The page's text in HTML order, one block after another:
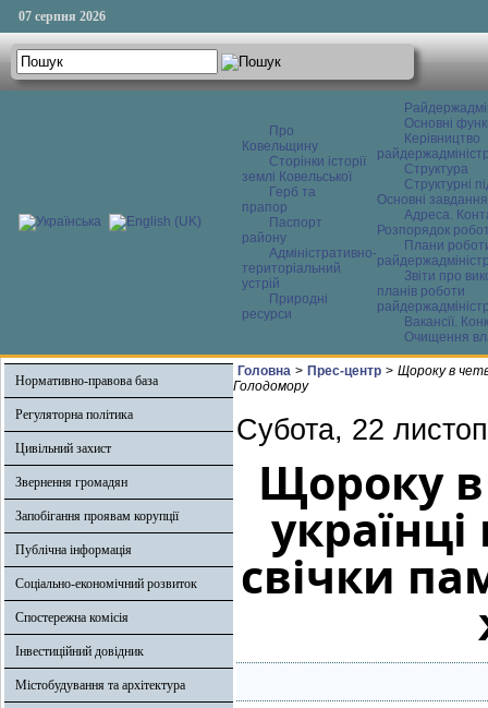
07 серпня 2026
Про
Ковельщину
Сторінки історії
землі Ковельської
Герб та
прапор
Паспорт
району
Адміністративно-
територіальний
устрій
Природні
ресурси
Основні
Керівництво
Структура
Структурні
Основні завдання
Адреса.
Розпорядок
Плани
Звіти про
планів роботи
Вакансії.
Очищення
Нормативно-правова база
Регуляторна політика
Цивільний захист
Звернення громадян
Запобігання проявам корупції
Публічна інформація
Соціально-економічний розвиток
Спостережна комісія
Інвестиційний довідник
Містобудування та архітектура
Головна > Прес-центр > Щороку в
Голодомору
Субота, 22
Щороку в
свічки